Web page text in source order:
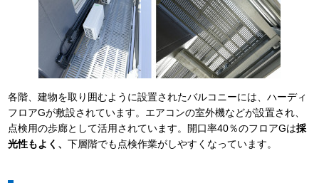
各階、建物を取り囲むように設置されたバルコニーには、ハーディ
フロアGが敷設されています。エアコンの室外機などが設置され、
点検用の歩廊として活用されています。開口率40％のフロアGは採
光性もよく、下層階でも点検作業がしやすくなっています。